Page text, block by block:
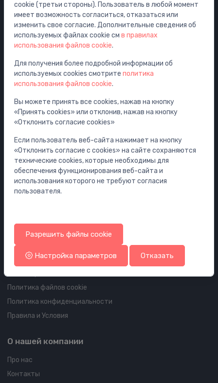
Категории
Распродажа
Смесители
Раковины
Унитазы
Ванны
Душ
Мебель
Инсталляции
Сифоны
Водостоки для пола и ванной
Информация об аккаунте и доставке
Ваш аккаунт
Ваши заказы
Политика файлов cookie
Политика конфиденциальности
Правила и Условия
О нашей компании
Про нас
Контакты
cookie (третьи стороны). Пользователь в любой момент
имеет возможность согласиться, отказаться или
изменить свое согласие. Дополнительные сведения об
используемых файлах cookie см в правилах
использования файлов cookie.
Для получения более подробной информации об
используемых cookies смотрите политика
использования файлов cookie.
Вы можете принять все cookies, нажав на кнопку
«Принять cookies» или отклонив, нажав на кнопку
«Отклонить согласие cookies»
Если пользователь веб-сайта нажимает на кнопку
«Отклонить согласие с cookies» на сайте сохраняются
технические cookies, которые необходимы для
обеспечения функционирования веб-сайта и
использования которого не требуют согласия
пользователя.
Разрешить файлы cookie
Настройка параметров Отказать